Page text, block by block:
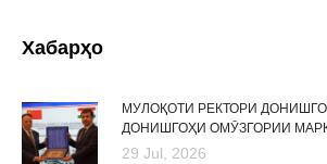
Хабарҳо
МУЛОҚОТИ РЕКТОРИ
ДОНИШГОҲИ ОМӮЗГОРИИ
29 Jul, 2026